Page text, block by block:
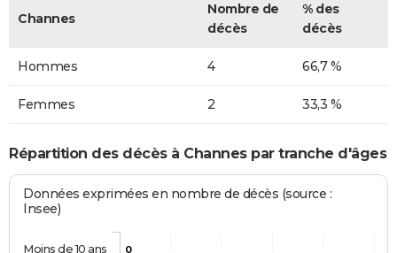
Channes
Nombre de
décès
% des
décès
Hommes 4 66,7 %
Femmes 2 33,3 %
Répartition des décès à Channes par tranche d'âges
Données exprimées en nombre de décès (source :
Insee)
0
Moins de 10 ans